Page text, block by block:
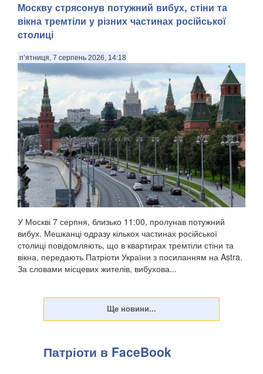
Москву стрясонув потужний вибух, стіни та
вікна тремтіли у різних частинах російської
столиці
п’ятниця, 7 серпень 2026, 14:18
У Москві 7 серпня, близько 11:00, пролунав потужний
вибух. Мешканці одразу кількох частинах російської
столиці повідомляють, що в квартирах тремтіли стіни та
вікна, передають Патріоти України з посиланням на Astra.
За словами місцевих жителів, вибухова...
Патріоти в FaceBook